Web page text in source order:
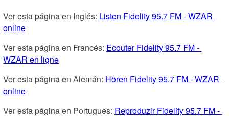
Ver esta página en Inglés: Listen Fidelity 95.7 FM - WZAR
online
Ver esta página en Francés: Ecouter Fidelity 95.7 FM -
WZAR en ligne
Ver esta página en Alemán: Hören Fidelity 95.7 FM - WZAR
online
Ver esta página en Portugues: Reproduzir Fidelity 95.7 FM -